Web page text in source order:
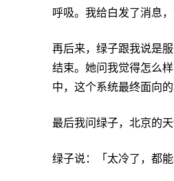
呼吸。我给白发了消息
再后来，绿子跟我说是
结束。她问我觉得怎么
中，这个系统最终面向
最后我问绿子，北京的天
绿子说：「太冷了，都能